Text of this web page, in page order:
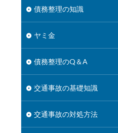
債務整理の知識
ヤミ金
債務整理のQ＆A
交通事故の基礎知識
交通事故の対処方法